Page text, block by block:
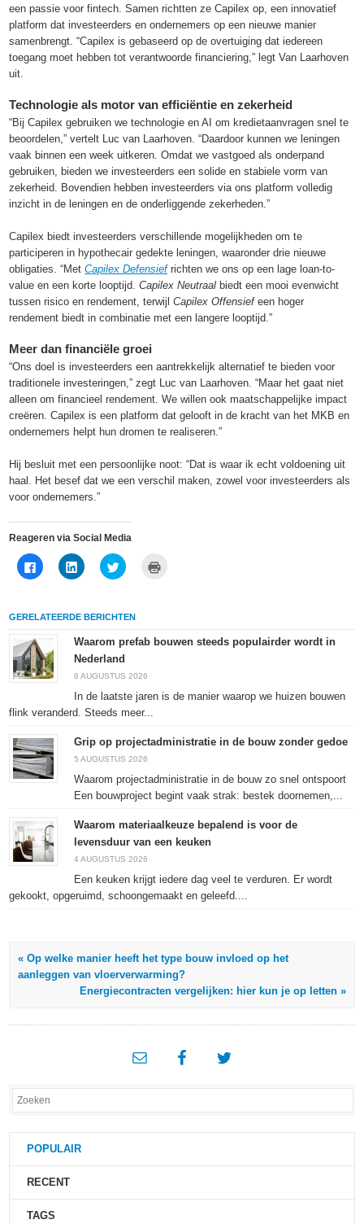
een passie voor fintech. Samen richtten ze Capilex op, een innovatief
platform dat investeerders en ondernemers op een nieuwe manier
samenbrengt. “Capilex is gebaseerd op de overtuiging dat iedereen
toegang moet hebben tot verantwoorde financiering,” legt Van Laarhoven
uit.
Technologie als motor van efficiëntie en zekerheid
“Bij Capilex gebruiken we technologie en AI om kredietaanvragen snel te
beoordelen,” vertelt Luc van Laarhoven. “Daardoor kunnen we leningen
vaak binnen een week uitkeren. Omdat we vastgoed als onderpand
gebruiken, bieden we investeerders een solide en stabiele vorm van
zekerheid. Bovendien hebben investeerders via ons platform volledig
inzicht in de leningen en de onderliggende zekerheden.”
Capilex biedt investeerders verschillende mogelijkheden om te
participeren in hypothecair gedekte leningen, waaronder drie nieuwe
obligaties. “MetCapilex Defensiefrichten we ons op een lage loan-to-
value en een korte looptijd.Capilex Neutraal biedt een mooi evenwicht
tussen risico en rendement, terwijlCapilex Offensiefeen hoger
rendement biedt in combinatie met een langere looptijd.”
Meer dan financiële groei
“Ons doel is investeerders een aantrekkelijk alternatief te bieden voor
traditionele investeringen,” zegt Luc van Laarhoven. “Maar het gaat niet
alleen om financieel rendement. We willen ook maatschappelijke impact
creëren. Capilex is een platform dat gelooft in de kracht van het MKB en
ondernemers helpt hun dromen te realiseren.”
Hij besluit met een persoonlijke noot: “Dat is waar ik echt voldoening uit
haal. Het besef dat we een verschil maken, zowel voor investeerders als
voor ondernemers.”
Reageren via Social Media
Klik
om
Facebook
(Wordt
een
nieuw
venster
geopend)
Klik
om
delen
(Wordt
een
nieuw
venster
geopend)
Klik
om
Twitter
(Wordt
een
nieuw
venster
geopend)
nieuw
GERELATEERDE BERICHTEN
Waarom prefab bouwen steeds populairder wordt in
Nederland
6 AUGUSTUS 2026
In de laatste jaren is de manier waarop we huizen bouwen
flink veranderd. Steeds meer...
Grip op projectadministratie in de bouw zonder gedoe
5 AUGUSTUS 2026
Waarom projectadministratie in de bouw zo snel ontspoort
Een bouwproject begint vaak strak: bestek doornemen,...
Waarom materiaalkeuze bepalend is voor de
levensduur van een keuken
4 AUGUSTUS 2026
Een keuken krijgt iedere dag veel te verduren. Er wordt
gekookt, opgeruimd, schoongemaakt en geleefd....
« Op welke manier heeft het type bouw invloed op het
aanleggen van vloerverwarming?
Energiecontracten vergelijken: hier kun je op letten »
POPULAIR
RECENT
TAGS